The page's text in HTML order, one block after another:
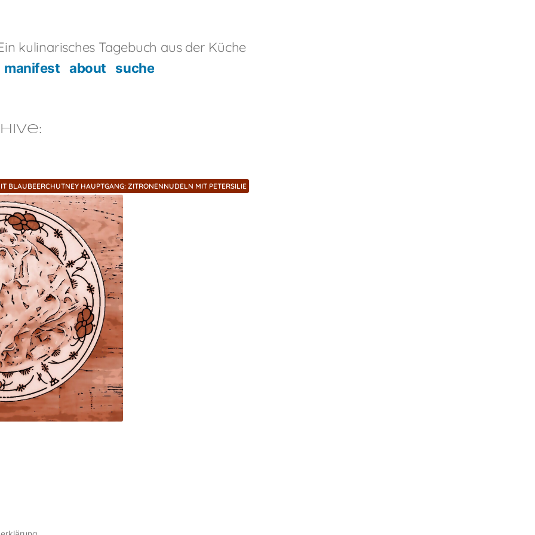
kulinarisches Tagebuch aus der Küche
manifest about suche
BLAUBEERCHUTNEY HAUPTGANG: ZITRONENNUDELN MIT PETERSILIE